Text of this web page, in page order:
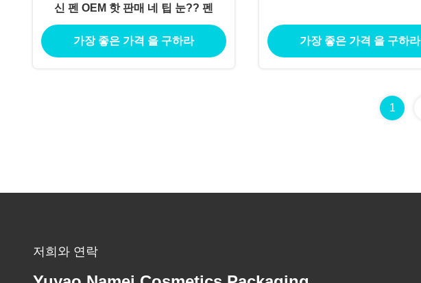
신 펜 OEM 핫 판매 네 팁 눈?? 펜
가장 좋은 가격 을 구하라 가장 좋은 가격 을 구하라
1
저희와 연락